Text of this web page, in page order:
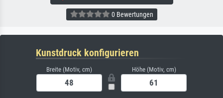
0 Bewertungen
Kunstdruck konfigurieren
Breite (Motiv, cm) Höhe (Motiv, cm)